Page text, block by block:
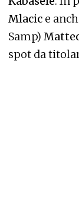
Mlacic e
Samp)
spot da